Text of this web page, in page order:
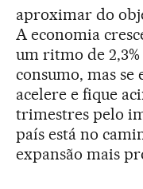
aproximar do
A economia
um ritmo de
consumo, mas se
acelere e fique
trimestres pelo
país está no
expansão mais